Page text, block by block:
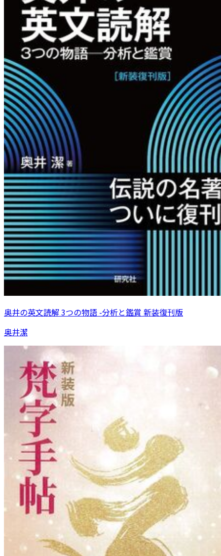
奥井の英文読解 3つの物語 -分析と鑑賞 新装復刊版
奥井潔